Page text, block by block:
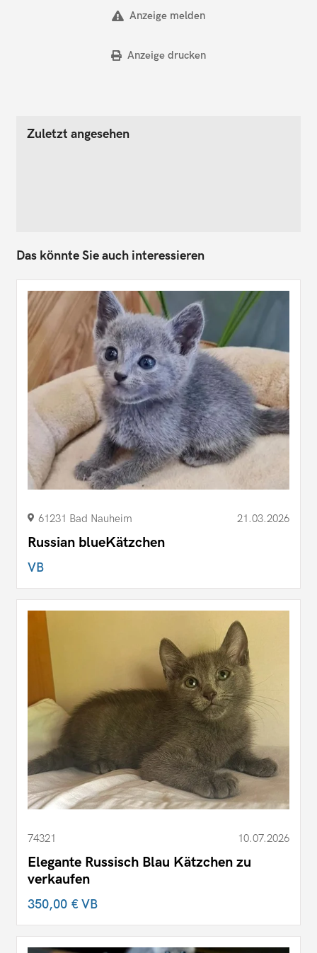
Anzeige melden
Anzeige drucken
Zuletzt angesehen
Das könnte Sie auch interessieren
61231 Bad Nauheim 21.03.2026
Russian blueKätzchen
VB
74321 10.07.2026
Elegante Russisch Blau Kätzchen zu
verkaufen
350,00 €VB